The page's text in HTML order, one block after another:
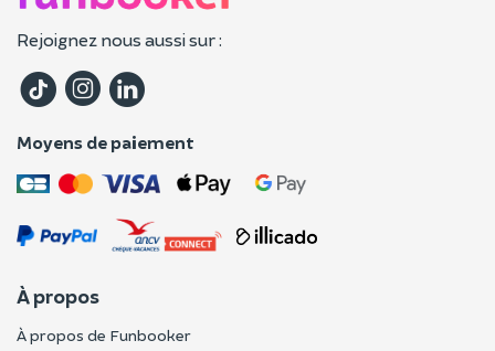
Rejoignez nous aussi sur :
Moyens de paiement
À propos
À propos de Funbooker